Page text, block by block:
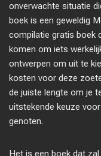
onverwachte situatie
boek is een geweldig
compilatie gratis boek
komen om iets
ontwerpen om uit te
kosten voor deze
de juiste lengte om je
uitstekende keuze
genoten.
Het is een boek dat